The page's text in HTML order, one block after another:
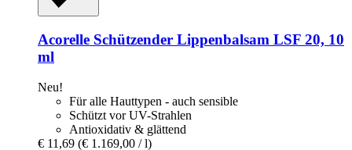
Acorelle Schützender Lippenbalsam LSF 20, 10
ml
Neu!
Für alle Hauttypen - auch sensible
Schützt vor UV-Strahlen
Antioxidativ & glättend
€ 11,69 (€ 1.169,00 / l)